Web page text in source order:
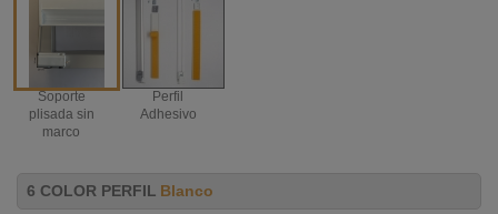
Soporte
plisada sin
marco
Perfil
Adhesivo
6 COLOR PERFIL Blanco